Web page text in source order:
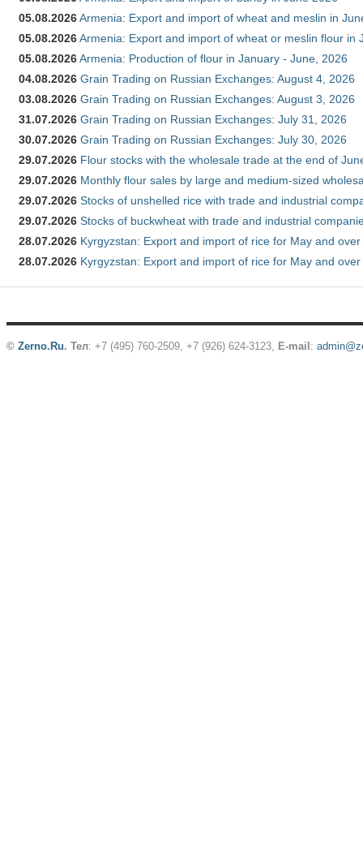
05.08.2026Armenia: Export and import of wheat and meslin in
05.08.2026Armenia: Export and import of wheat or meslin flour in
05.08.2026Armenia: Production of flour in January - June, 2026
04.08.2026 Grain Trading on Russian Exchanges: August 4, 2026
03.08.2026 Grain Trading on Russian Exchanges: August 3, 2026
31.07.2026 Grain Trading on Russian Exchanges: July 31, 2026
30.07.2026 Grain Trading on Russian Exchanges: July 30, 2026
29.07.2026 Flour stocks with the wholesale trade at the end of
29.07.2026 Monthly flour sales by large and medium-sized
29.07.2026 Stocks of unshelled rice with trade and industrial
29.07.2026 Stocks of buckwheat with trade and industrial
28.07.2026 Kyrgyzstan: Export and import of rice for May and
28.07.2026 Kyrgyzstan: Export and import of rice for May and
© Zerno.Ru. Тел: +7 (495) 760-2509, +7 (926) 624-3123, E-mail :